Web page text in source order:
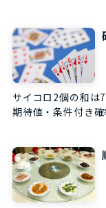
サイコロ2個の和は
期待値・条件付き確